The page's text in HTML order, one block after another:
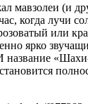
мавзолеи (и
когда лучи
или
ярко
название